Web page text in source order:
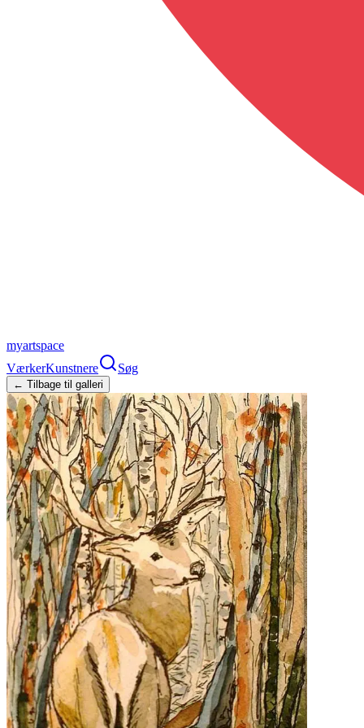
myartspace
VærkerKunstnere Søg
← Tilbage til galleri